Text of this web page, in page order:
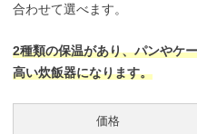
合わせて選べます。
2種類の保温があり、パンやケ
高い炊飯器になります。
価格